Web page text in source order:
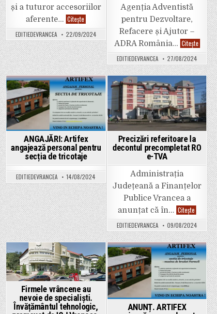
și a tuturor accesoriilor
aferente… Citește
atenția
primarilor
vrânceni
care
vor
să
recupereze
datoriile
contribuabililor.
Principalele
măsuri
ale
OUG
107/2024
privind
amnistia
fiscală!
EDITIEDEVRANCEA 22/09/2024
Agenția Adventistă
pentru Dezvoltare,
Refacere și Ajutor –
ADRA România… CiteșteEști
gata
să-
ta?
Te
prin
„Step
by
Step
în
social”
pentru
sociale
mediul
rural
EDITIEDEVRANCEA 27/08/2024
Posted
in
ANGAJĂRI: Artifex
angajează personal pentru
secția de tricotaje
EDITIEDEVRANCEA 14/08/2024
Posted
in
Precizări referitoare la
decontul precompletat RO
e-TVA
Administrația
Județeană a Finanțelor
Publice Vrancea a
anunțat că în… Citește Precizări
la
decontul
RO
e-
TVA
EDITIEDEVRANCEA 09/08/2024
Posted
in
Firmele vrâncene au
nevoie de specialiști.
Învățământul tehnologic,
Posted
in
ANUNȚ. ARTIFEX